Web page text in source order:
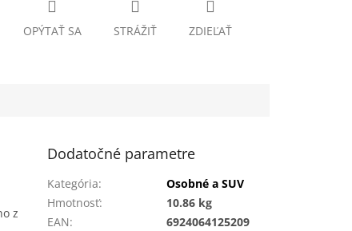
OPÝTAŤ SA STRÁŽIŤ ZDIEĽAŤ
z
Dodatočné parametre
Kategória:
Osobné a SUV
Hmotnosť:
10.86 kg
EAN:
6924064125209